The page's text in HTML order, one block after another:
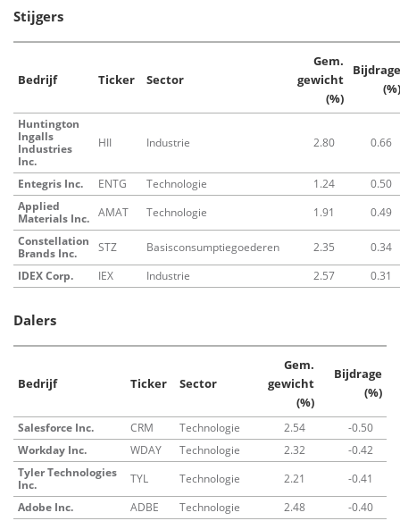
Stijgers
Bedrijf Ticker Sector
Gem.
gewicht
(%)
Bijdrage
(%)
Huntington
Ingalls
Industries
Inc.
HII Industrie 2.80 0.66
Entegris Inc. ENTG Technologie 1.24
0.50
Applied
Materials Inc. AMAT Technologie 1.91
0.49
Constellation
Brands Inc.
STZ Basisconsumptiegoederen 2.35
0.34
IDEX Corp.
IEX Industrie 2.57 0.31
Dalers
Bedrijf Ticker Sector
Gem.
gewicht
(%)
Bijdrage
(%)
Salesforce Inc. CRM Technologie 2.54
-0.50
Workday Inc.
WDAY Technologie 2.32
-0.42
Tyler Technologies
Inc.
TYL Technologie 2.21
-0.41
Adobe Inc.
ADBE Technologie 2.48
-0.40